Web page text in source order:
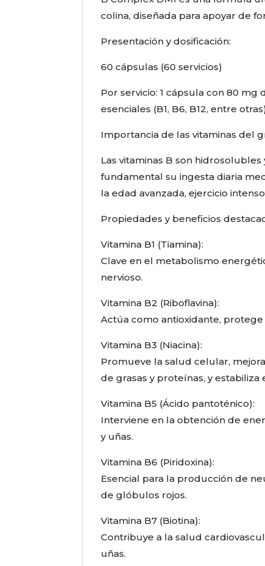
colina, diseñada para apoyar de
Presentación y dosificación:
60 cápsulas (60 servicios)
Por servicio: 1 cápsula con 80
esenciales (B1, B6, B12, entre
Importancia de las vitaminas del
Las vitaminas B son
fundamental su ingesta diaria
la edad avanzada, ejercicio
Propiedades y beneficios
Vitamina B1 (Tiamina):
Clave en el metabolismo
nervioso.
Vitamina B2 (Riboflavina):
Actúa como antioxidante,
Vitamina B3 (Niacina):
Promueve la salud celular,
de grasas y proteínas, y estabiliza
Vitamina B5 (Ácido pantoténico):
Interviene en la obtención de
y uñas.
Vitamina B6 (Piridoxina):
Esencial para la producción de
de glóbulos rojos.
Vitamina B7 (Biotina):
Contribuye a la salud
uñas.